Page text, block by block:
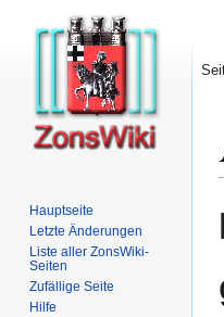
Hauptseite
Letzte Änderungen
Liste aller ZonsWiki-
Seiten
Zufällige Seite
Hilfe